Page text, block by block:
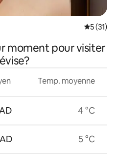
Note
5 (31)
moment pour visiter
Temp. moyenne
4 °C
5 °C